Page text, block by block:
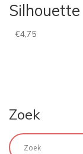
€4,75
Zoek